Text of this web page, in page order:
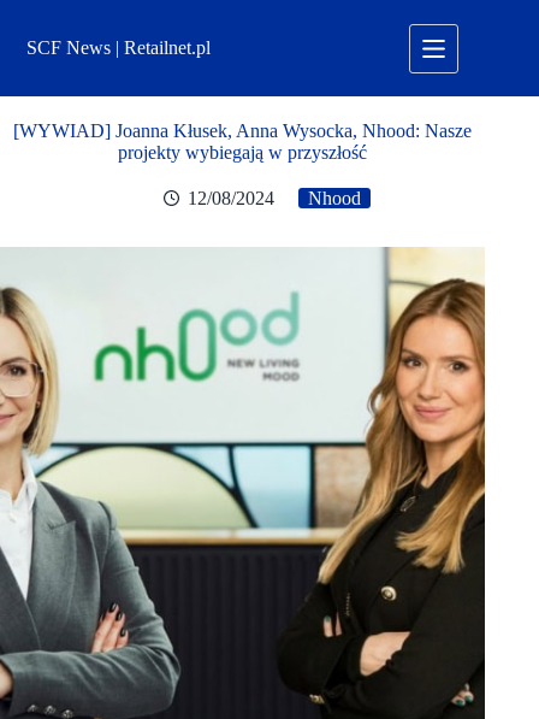
treściSCF News | Retailnet.pl
[WYWIAD] Joanna Kłusek, Anna Wysocka, Nhood: Nasze
projekty wybiegają w przyszłość
12/08/2024 Nhood